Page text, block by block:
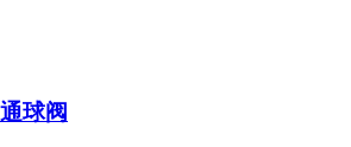
球阀